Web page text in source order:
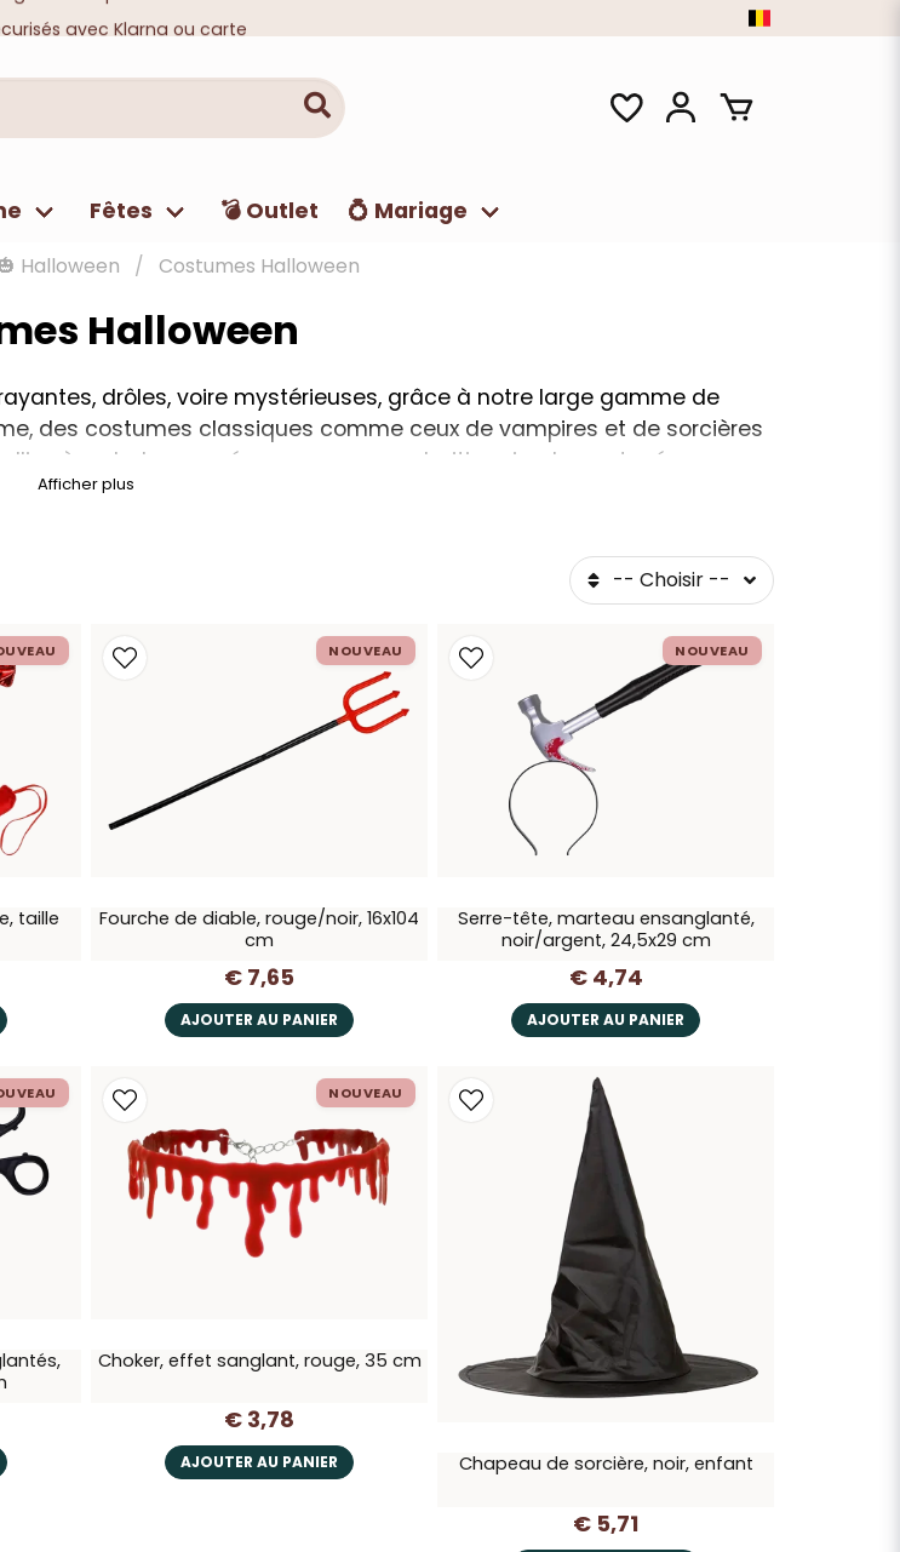
avec Klarna ou carte
Fêtes 💣 Outlet 💍 Mariage
Halloween Costumes Halloween
Halloween
drôles, voire mystérieuses, grâce à notre large gamme de
des costumes classiques comme ceux de vampires et de sorcières
à un bal masqué ou que vous souhaitiez simplement créer une
faut. N'oubliez pas d'assortir votre tenue aux bons accessoires : une
Afficher plus
-- Choisir --
taille
Fourche de diable, rouge/noir, 16x104
cm
€ 7,65
AJOUTER AU PANIER
NOUVEAU
Serre-tête, marteau ensanglanté,
noir/argent, 24,5x29 cm
€ 4,74
AJOUTER AU PANIER
NOUVEAU
Choker, effet sanglant, rouge, 35 cm
€ 3,78
AJOUTER AU PANIER
NOUVEAU
Chapeau de sorcière, noir, enfant
€ 5,71